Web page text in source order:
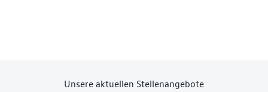
Unsere aktuellen Stellenangebote